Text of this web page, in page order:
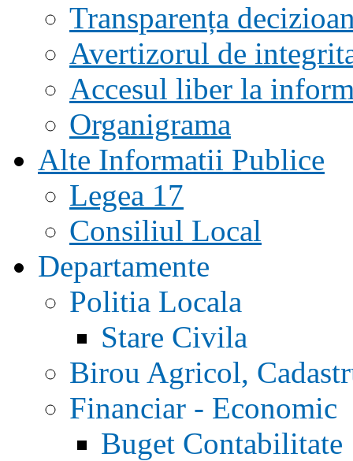
Transparența
Avertizorul de
Accesul liber la
Organigrama
Alte Informatii Publice
Legea 17
Consiliul Local
Departamente
Politia Locala
Stare Civila
Birou Agricol,
Financiar - Economic
Buget Contabilitate